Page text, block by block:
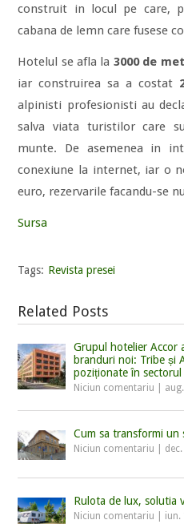
construit in locul pe care,
cabana de lemn care fusese
Hotelul se afla la 3000 de
iar construirea sa a costat
alpinisti profesionisti au
salva viata turistilor care
munte. De asemenea in
conexiune la internet, iar o
euro, rezervarile facandu-se
Sursa
Tags: Revista presei
Related Posts
Grupul hotelier Accor
branduri noi: Tribe și
poziționate în sectorul
Niciun comentariu
Cum sa transformi
Niciun comentariu
Rulota de lux, solutia
Niciun comentariu iun.